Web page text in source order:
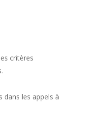
critères
dans les appels à